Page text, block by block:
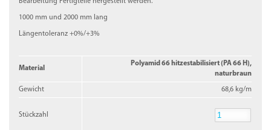
1000 mm und 2000 mm lang
Längentoleranz +0%/+3%
Material
Polyamid 66 hitzestabilisiert (PA 66 H),
naturbraun
Gewicht 68,6 kg/m
Stückzahl